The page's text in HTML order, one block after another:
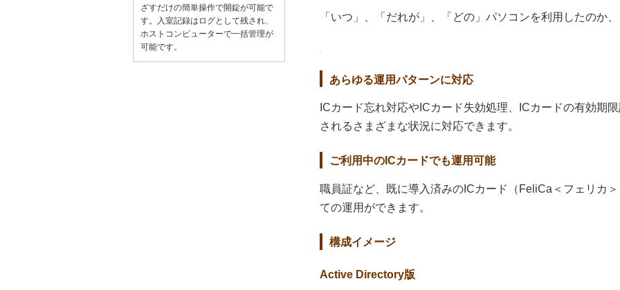
「いつ」、「だれが」、「どの」パソコンを利用したのか
あらゆる運用パターンに対応
ICカード忘れ対応やICカード失効処理、ICカードの有効期
されるさまざまな状況に対応できます。
ご利用中のICカードでも運用可能
職員証など、既に導入済みのICカード（FeliCa＜フェリカ
ての運用ができます。
構成イメージ
Active Directory版
ざすだけの簡単操作で開錠が可能で
す。入室記録はログとして残され、
ホストコンピューターで一括管理が
可能です。